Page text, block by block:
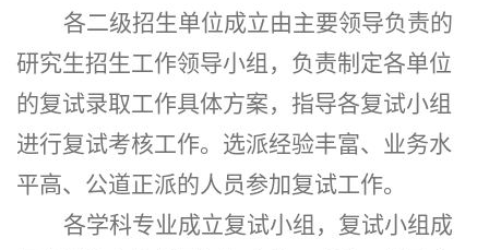
各二级招生单位成立由主要领导负责的
研究生招生工作领导小组，负责制定各单位
的复试录取工作具体方案，指导各复试小组
进行复试考核工作。选派经验丰富、业务水
平高、公道正派的人员参加复试工作。
各学科专业成立复试小组，复试小组成